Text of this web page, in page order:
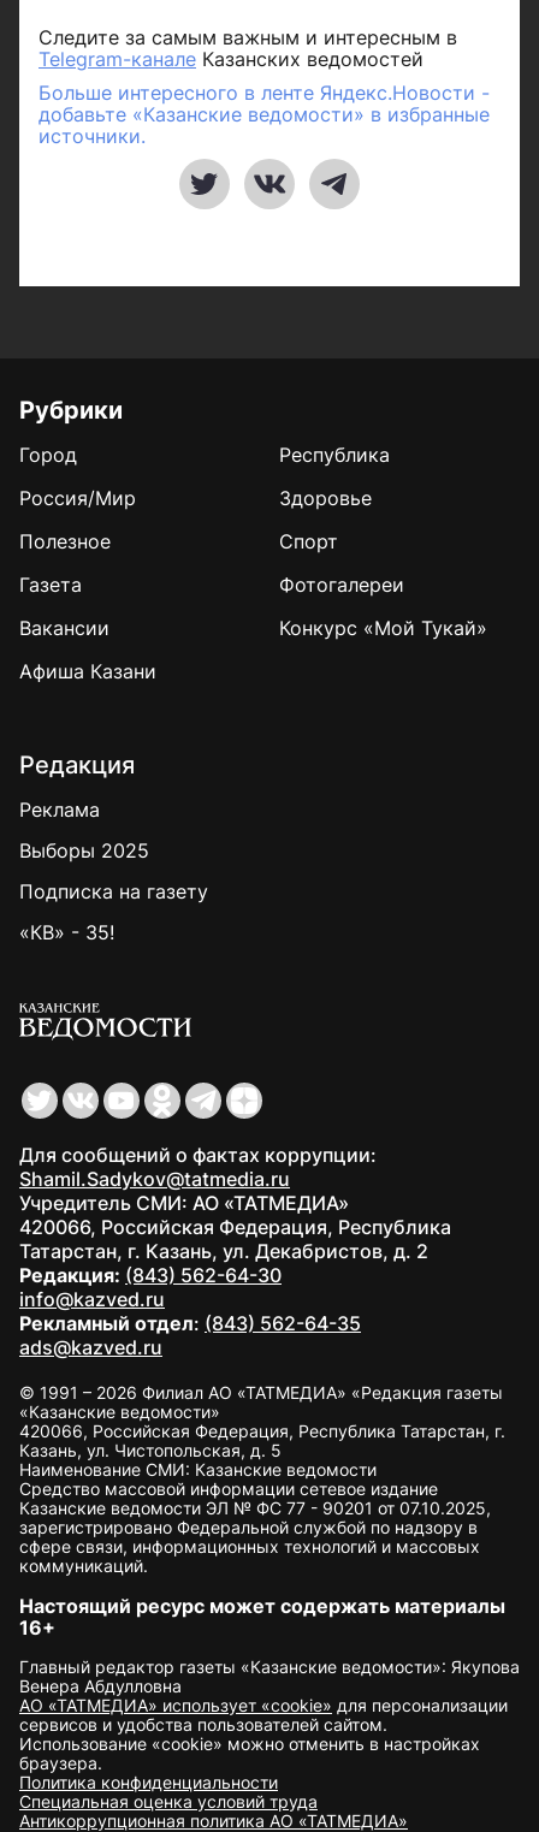
Следите за самым важным и интересным в
Telegram-канале Казанских ведомостей
Больше интересного в ленте Яндекс.Новости -
добавьте «Казанские ведомости» в избранные
источники.
Рубрики
Город
Республика
Россия/Мир
Здоровье
Полезное
Спорт
Газета
Фотогалереи
Вакансии
Конкурс «Мой Тукай»
Афиша Казани
Редакция
Реклама
Выборы 2025
Подписка на газету
«КВ» - 35!
Для сообщений о фактах коррупции:
Shamil.Sadykov@tatmedia.ru
Учредитель СМИ: АО «ТАТМЕДИА»
420066, Российская Федерация, Республика
Татарстан, г. Казань, ул. Декабристов, д. 2
Редакция: (843) 562-64-30
info@kazved.ru
Рекламный отдел: (843) 562-64-35
ads@kazved.ru
© 1991 – 2026 Филиал АО «ТАТМЕДИА» «Редакция газеты
«Казанские ведомости»
420066, Российская Федерация, Республика Татарстан, г.
Казань, ул. Чистопольская, д. 5
Наименование СМИ: Казанские ведомости
Средство массовой информации сетевое издание
Казанские ведомости ЭЛ № ФС 77 - 90201 от 07.10.2025,
зарегистрировано Федеральной службой по надзору в
сфере связи, информационных технологий и массовых
коммуникаций.
Настоящий ресурс может содержать материалы
16+
Главный редактор газеты «Казанские ведомости»: Якупова
Венера Абдулловна
АО «ТАТМЕДИА» использует «cookie» для персонализации
сервисов и удобства пользователей сайтом.
Использование «cookie» можно отменить в настройках
браузера.
Политика конфиденциальности
Специальная оценка условий труда
Антикоррупционная политика АО «ТАТМЕДИА»